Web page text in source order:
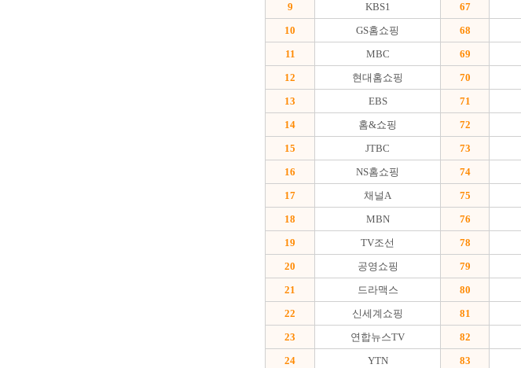
9
KBS1 67
10
GS홈쇼핑 68
11
MBC 69
12
현대홈쇼핑 70
13
EBS 71
14
홈&쇼핑 72
15
JTBC 73
16
NS홈쇼핑 74
17
채널A 75
18
MBN 76
19
TV조선 78
20
공영쇼핑 79
21
드라맥스 80
22
신세계쇼핑 81
23
연합뉴스TV 82
24
YTN 83